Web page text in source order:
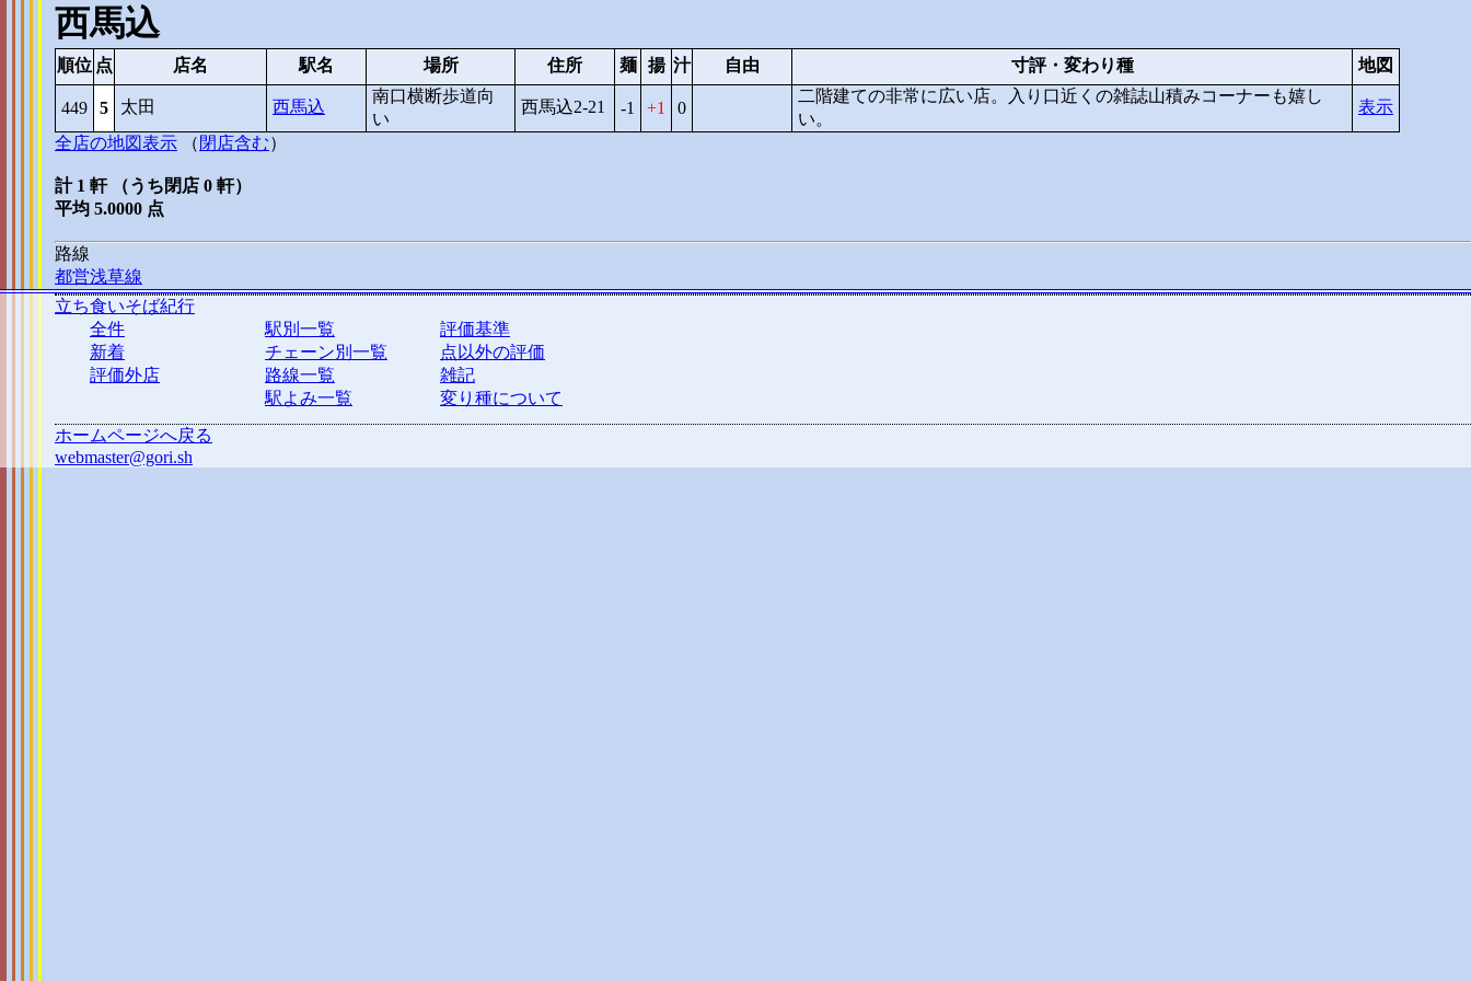
西馬込
順位 点 店名 駅名 場所 住所 麺 揚 汁 自由 寸評・変わり種 地図
449 5 太田 西馬込
南口横断歩道向
い
西馬込2-21 -1 1 0
二階建ての非常に広い店。入り口近くの雑誌山積みコーナーも嬉し
い。
表示
全店の地図表示 （ 閉店含む）
計 1 軒 （うち閉店 0 軒）
平均 5.0000 点
路線
都営浅草線
立ち食いそば紀行
全件
新着
評価外店
駅別一覧
チェーン別一覧
路線一覧
駅よみ一覧
評価基準
点以外の評価
雑記
変り種について
ホームページへ戻る
webmaster@gori.sh